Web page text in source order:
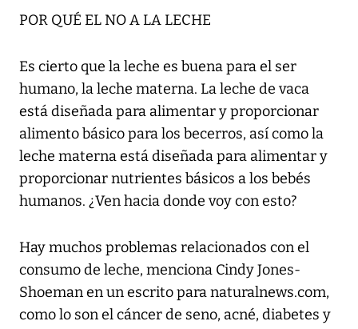
POR QUÉ EL NO A LA LECHE
Es cierto que la leche es buena para el ser
humano, la leche materna. La leche de vaca
está diseñada para alimentar y proporcionar
alimento básico para los becerros, así como la
leche materna está diseñada para alimentar y
proporcionar nutrientes básicos a los bebés
humanos. ¿Ven hacia donde voy con esto?
Hay muchos problemas relacionados con el
consumo de leche, menciona Cindy Jones-
Shoeman en un escrito para naturalnews.com,
como lo son el cáncer de seno, acné, diabetes y